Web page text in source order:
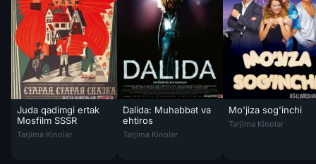
Juda qadimgi ertak
Mosfilm SSSR
Juda qadimgi ertak Mosfilm SSSR kinosi Uzbek tilida 1968
Tarjima Kinolar
Dalida: Muhabbat va
ehtiros
Dalida: Muhabbat va ehtiros Fransiya filmi
Tarjima Kinolar
Mo'jiza sog'inchi
Mo'jiza sog'inchi /
Tarjima Kinolar